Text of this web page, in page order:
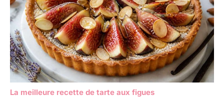
La meilleure recette de tarte aux figues